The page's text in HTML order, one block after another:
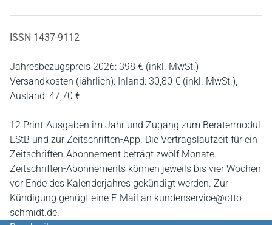
ISSN 1437-9112
Jahresbezugspreis 2026: 398 € (inkl. MwSt.)
Versandkosten (jährlich): Inland: 30,80 € (inkl. MwSt.),
Ausland: 47,70 €
12 Print-Ausgaben im Jahr und Zugang zum Beratermodul
EStB und zur Zeitschriften-App. Die Vertragslaufzeit für ein
Zeitschriften-Abonnement beträgt zwölf Monate.
Zeitschriften-Abonnements können jeweils bis vier Wochen
vor Ende des Kalenderjahres gekündigt werden. Zur
Kündigung genügt eine E-Mail an kundenservice@otto-
schmidt.de.